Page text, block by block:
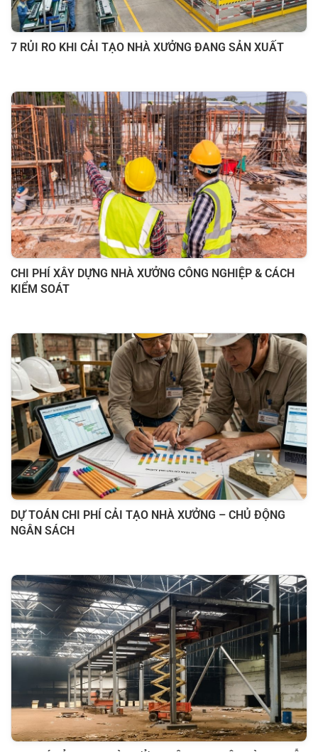
7 RỦI RO KHI CẢI TẠO NHÀ XƯỞNG ĐANG SẢN XUẤT
CHI PHÍ XÂY DỰNG NHÀ XƯỞNG CÔNG NGHIỆP & CÁCH
KIỂM SOÁT
DỰ TOÁN CHI PHÍ CẢI TẠO NHÀ XƯỞNG – CHỦ ĐỘNG
NGÂN SÁCH